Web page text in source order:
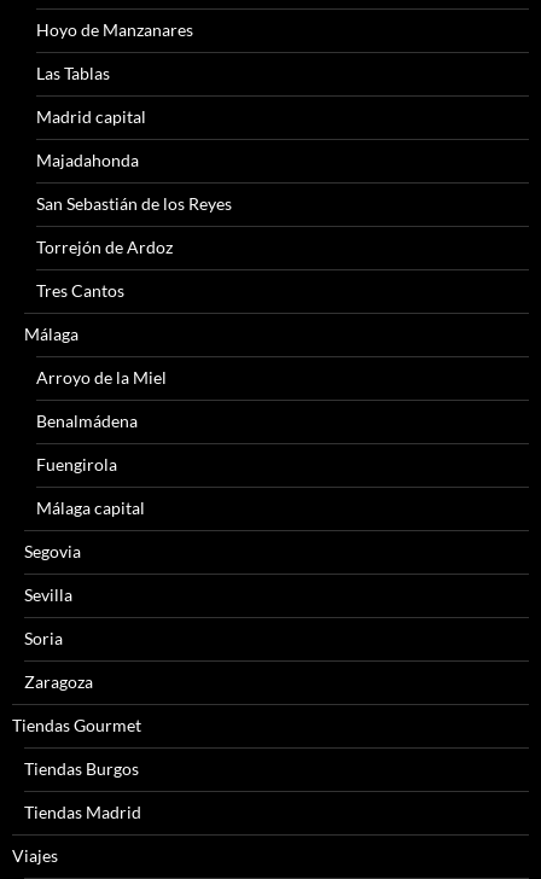
Hoyo de Manzanares
Las Tablas
Madrid capital
Majadahonda
San Sebastián de los Reyes
Torrejón de Ardoz
Tres Cantos
Málaga
Arroyo de la Miel
Benalmádena
Fuengirola
Málaga capital
Segovia
Sevilla
Soria
Zaragoza
Tiendas Gourmet
Tiendas Burgos
Tiendas Madrid
Viajes